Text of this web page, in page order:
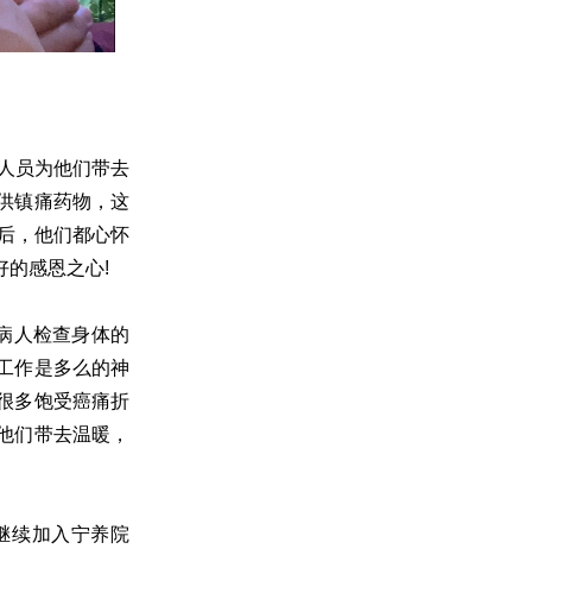
员为他们带去
镇痛药物，这
，他们都心怀
的感恩之心!
人检查身体的
作是多么的神
多饱受癌痛折
们带去温暖，
续加入宁养院